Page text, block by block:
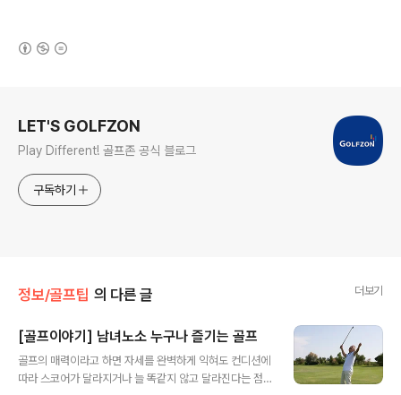
LET'S GOLFZON
Play Different! 골프존 공식 블로그
구독하기
정보/골프팁 의 다른 글 더보기
[골프이야기] 남녀노소 누구나 즐기는 골프
골프의 매력이라고 하면 자세를 완벽하게 익혀도 컨디션에
따라 스코어가 달라지거나 늘 똑같지 않고 달라진다는 점